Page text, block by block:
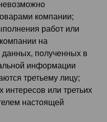
компании;
работ или
на
данных, полученных в
информации
третьему лицу;
или третьих
настоящей